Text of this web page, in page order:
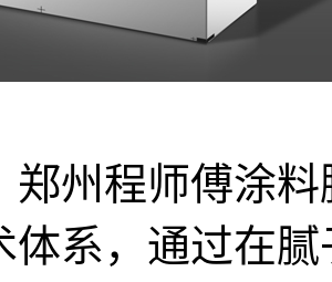
郑州程师傅涂
体系，通过在